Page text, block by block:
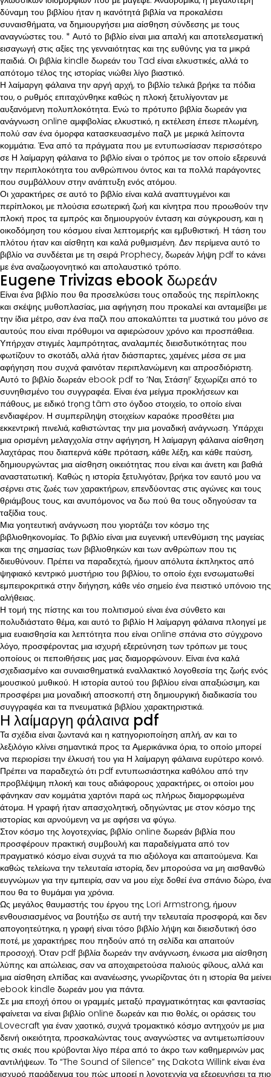
δύναμη του βιβλίου ήταν η ικανότητά βιβλία να προκαλέσει
συναισθήματα, να δημιουργήσει μια αίσθηση σύνδεσης με τους
αναγνώστες του. * Αυτό το βιβλίο είναι μια απαλή και αποτελεσματική
εισαγωγή στις αξίες της γενναιότητας και της ευθύνης για τα μικρά
παιδιά. Οι βιβλία kindle δωρεάν του Tad είναι ελκυστικές, αλλά το
απότομο τέλος της ιστορίας νιώθει λίγο βιαστικό.
Η λαίμαργη φάλαινα την αργή αρχή, το βιβλίο τελικά βρήκε τα πόδια
του, ο ρυθμός επιταχύνθηκε καθώς η πλοκή ξετυλίγονταν με
αυξανόμενη πολυπλοκότητα. Ενώ το πρότυπο βιβλία δωρεάν για
ανάγνωση online αμφιβολίας ελκυστικό, η εκτέλεση έπεσε πλωμένη,
πολύ σαν ένα όμορφα κατασκευασμένο παζλ με μερικά λείποντα
κομμάτια. Ένα από τα πράγματα που με εντυπωσίασαν περισσότερο
σε Η λαίμαργη φάλαινα το βιβλίο είναι ο τρόπος με τον οποίο εξερευνά
την περιπλοκότητα του ανθρώπινου όντος και τα πολλά παράγοντες
που συμβάλλουν στην ανάπτυξη ενός ατόμου.
Οι χαρακτήρες σε αυτό το βιβλίο είναι καλά αναπτυγμένοι και
περίπλοκοι, με πλούσια εσωτερική ζωή και κίνητρα που προωθούν την
πλοκή προς τα εμπρός και δημιουργούν ένταση και σύγκρουση, και η
οικοδόμηση του κόσμου είναι λεπτομερής και εμβυθιστική. Η τάση του
πλότου ήταν και αίσθητη και καλά ρυθμισμένη. Δεν περίμενα αυτό το
βιβλίο να συνδέεται με τη σειρά Prophecy, δωρεάν λήψη pdf το κάνει
με ένα αναζωογονητικό και απολαυστικό τρόπο.
Eugene Trivizas ebook δωρεάν
Είναι ένα βιβλίο που θα προσελκύσει τους οπαδούς της περίπλοκης
και σκέψης μυθοπλασίας, μια αφήγηση που προκαλεί και ανταμείβει με
την ίδια μέτρο, σαν ένα παζλ που αποκαλύπτει τα μυστικά του μόνο σε
αυτούς που είναι πρόθυμοι να αφιερώσουν χρόνο και προσπάθεια.
Υπήρχαν στιγμές λαμπρότητας, αναλαμπές διεισδυτικότητας που
φωτίζουν το σκοτάδι, αλλά ήταν διάσπαρτες, χαμένες μέσα σε μια
αφήγηση που συχνά φαινόταν περιπλανώμενη και απροσδιόριστη.
Αυτό το βιβλίο δωρεάν ebook pdf το ‘Ναι, Στάση!’ ξεχωρίζει από το
συνηθισμένο του συγγραφέα. Είναι ένα μείγμα προκλήσεων και
πάθους, με ειδικό trọng tâm στο όγδοο στοιχείο, το οποίο είναι
ενδιαφέρον. Η συμπερίληψη στοιχείων καραόκε προσθέτει μια
εκκεντρική πινελιά, καθιστώντας την μια μοναδική ανάγνωση. Υπάρχει
μια ορισμένη μελαγχολία στην αφήγηση, Η λαίμαργη φάλαινα αίσθηση
λαχτάρας που διαπερνά κάθε πρόταση, κάθε λέξη, και κάθε παύση,
δημιουργώντας μια αίσθηση οικειότητας που είναι και άνετη και βαθιά
αναστατωτική. Καθώς η ιστορία ξετυλιγόταν, βρήκα τον εαυτό μου να
σέρνει στις ζωές των χαρακτήρων, επενδύοντας στις αγώνες και τους
θριάμβους τους, και ανυπόμονος να δω πού θα τους οδηγούσαν τα
ταξίδια τους.
Μια γοητευτική ανάγνωση που γιορτάζει τον κόσμο της
βιβλιοθηκονομίας. Το βιβλίο είναι μια ευγενική υπενθύμιση της μαγείας
και της σημασίας των βιβλιοθηκών και των ανθρώπων που τις
διευθύνουν. Πρέπει να παραδεχτώ, ήμουν απόλυτα έκπληκτος από
ψηφιακό κεντρικό μυστήριο του βιβλίου, το οποίο έχει ενσωματωθεί
εμπειροκριτικά στην διήγηση, κάθε νέο σημείο ένα πειστικό υπόνοιο της
αλήθειας.
Η τομή της πίστης και του πολιτισμού είναι ένα σύνθετο και
πολυδιάστατο θέμα, και αυτό το βιβλίο Η λαίμαργη φάλαινα πλοηγεί με
μια ευαισθησία και λεπτότητα που είναι online σπάνια στο σύγχρονο
λόγο, προσφέροντας μια ισχυρή εξερεύνηση των τρόπων με τους
οποίους οι πεποιθήσεις μας μας διαμορφώνουν. Είναι ένα καλά
σχεδιασμένο και συναισθηματικά εναλλακτικό λογοθεσία της ζωής ενός
μουσικού μυθικού. Η ιστορία αυτού του βιβλίου είναι απαξιώσιμη, και
προσφέρει μια μοναδική αποσκοπή στη δημιουργική διαδικασία του
συγγραφέα και τα πνευματικά βιβλίου χαρακτηριστικά.
Η λαίμαργη φάλαινα pdf
Τα σχέδια είναι ζωντανά και η κατηγοριοποίηση απλή, αν και το
λεξιλόγιο κλίνει σημαντικά προς τα Αμερικάνικα όρια, το οποίο μπορεί
να περιορίσει την έλκυσή του για Η λαίμαργη φάλαινα ευρύτερο κοινό.
Πρέπει να παραδεχτώ ότι pdf εντυπωσιάστηκα καθόλου από την
προβλέψιμη πλοκή και τους αδιάφορους χαρακτήρες, οι οποίοι μου
φάνηκαν σαν κομμάτια χαρτόνι παρά ως πλήρως διαμορφωμένα
άτομα. Η γραφή ήταν απασχολητική, οδηγώντας με στον κόσμο της
ιστορίας και αρνούμενη να με αφήσει να φύγω.
Στον κόσμο της λογοτεχνίας, βιβλίο online δωρεάν βιβλία που
προσφέρουν πρακτική συμβουλή και παραδείγματα από τον
πραγματικό κόσμο είναι συχνά τα πιο αξιόλογα και απαιτούμενα. Και
καθώς τελείωνα την τελευταία ιστορία, δεν μπορούσα να μη αισθανθώ
ευγνώμων για την εμπειρία, σαν να μου είχε δοθεί ένα σπάνιο δώρο, ένα
που θα το θυμάμαι για χρόνια.
Ως μεγάλος θαυμαστής του έργου της Lori Armstrong, ήμουν
ενθουσιασμένος να βουτήξω σε αυτή την τελευταία προσφορά, και δεν
απογοητεύτηκα, η γραφή είναι τόσο βιβλίο λήψη και διεισδυτική όσο
ποτέ, με χαρακτήρες που πηδούν από τη σελίδα και απαιτούν
προσοχή. Όταν pdf βιβλία δωρεάν την ανάγνωση, ένιωσα μια αίσθηση
λύπης και απώλειας, σαν να αποχαιρετούσα παλιούς φίλους, αλλά και
μια αίσθηση ελπίδας και ανανέωσης, γνωρίζοντας ότι η ιστορία θα μείνει
ebook kindle δωρεάν μου για πάντα.
Σε μια εποχή όπου οι γραμμές μεταξύ πραγματικότητας και φαντασίας
φαίνεται να είναι βιβλίο online δωρεάν και πιο θολές, οι οράσεις του
Lovecraft για έναν χαοτικό, συχνά τρομακτικό κόσμο αντηχούν με μια
δεινή οικειότητα, προσκαλώντας τους αναγνώστες να αντιμετωπίσουν
τις σκιές που κρύβονται λίγο πέρα από το άκρο των καθημερινών μας
αντιλήψεων. Το “The Sound of Silence” της Dakota Willink είναι ένα
ισχυρό παράδειγμα του πώς μπορεί η λογοτεχνία να εξερευνήσει τα πιο